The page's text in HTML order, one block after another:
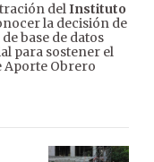
delInstituto
la decisión de
base de datos
para sostener el
Aporte Obrero